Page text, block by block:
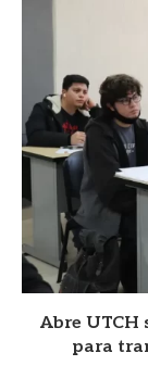
Abre UTCH
para